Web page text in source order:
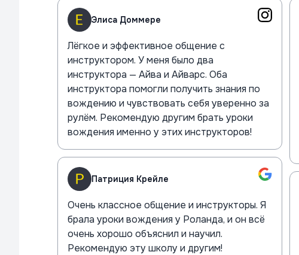
Элиса Доммере
Лёгкое и эффективное общение с
инструктором. У меня было два
инструктора — Айва и Айварс. Оба
инструктора помогли получить знания по
вождению и чувствовать себя уверенно за
рулём. Рекомендую другим брать уроки
вождения именно у этих инструкторов!
Патриция Крейле
Очень классное общение и инструкторы. Я
брала уроки вождения у Роланда, и он всё
очень хорошо объяснил и научил.
Рекомендую эту школу и другим!